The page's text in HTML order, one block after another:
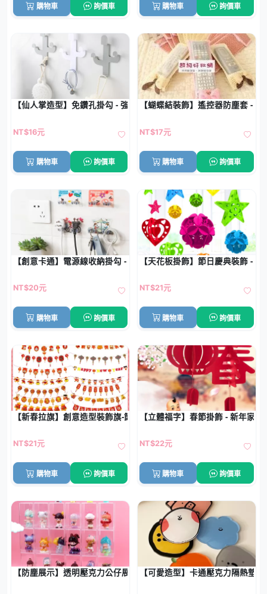
購物車 詢價車 購物車 詢價車
【仙人掌造型】免鑽孔掛勾 - 強力黏貼收納
NT$16元
購物車 詢價車
【蝴蝶結裝飾】遙控器防塵套 -
NT$17元
購物車 詢價車
【創意卡通】電源線收納掛勾 - 插頭收納架無痕掛勾
NT$20元
購物車 詢價車
【天花板掛飾】節日慶典裝飾 -
NT$21元
購物車 詢價車
【新春拉旗】創意造型裝飾旗-節慶布置必備
NT$21元
購物車 詢價車
【立體福字】春節掛飾 - 新年家居
NT$22元
購物車 詢價車
【防塵展示】透明壓克力公仔展示盒 - 可疊放單格收納
【可愛造型】卡通壓克力隔熱墊 -